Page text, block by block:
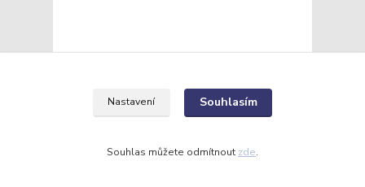
10 Kč/ks
Přidat do košíku
Nastavení Souhlasím
Souhlas můžete odmítnout zde.